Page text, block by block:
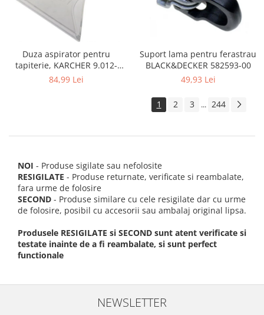
Duza aspirator pentru
tapiterie, KARCHER 9.012-
278.0, SE4001, SE4002, SE5100
84,99 Lei
Suport lama pentru ferastrau
BLACK&DECKER 582593-00
49,93 Lei
1 2 3 ... 244
NOI - Produse sigilate sau nefolosite
RESIGILATE - Produse returnate, verificate si reambalate,
fara urme de folosire
SECOND - Produse similare cu cele resigilate dar cu urme
de folosire, posibil cu accesorii sau ambalaj original lipsa.
Produsele RESIGILATE si SECOND sunt atent verificate si
testate inainte de a fi reambalate, si sunt perfect
functionale
NEWSLETTER